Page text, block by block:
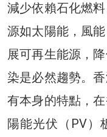
減少依賴石化燃
源如太陽能，風
展可再生能源，
染是必然趨勢。
有本身的特點，
陽能光伏（PV）